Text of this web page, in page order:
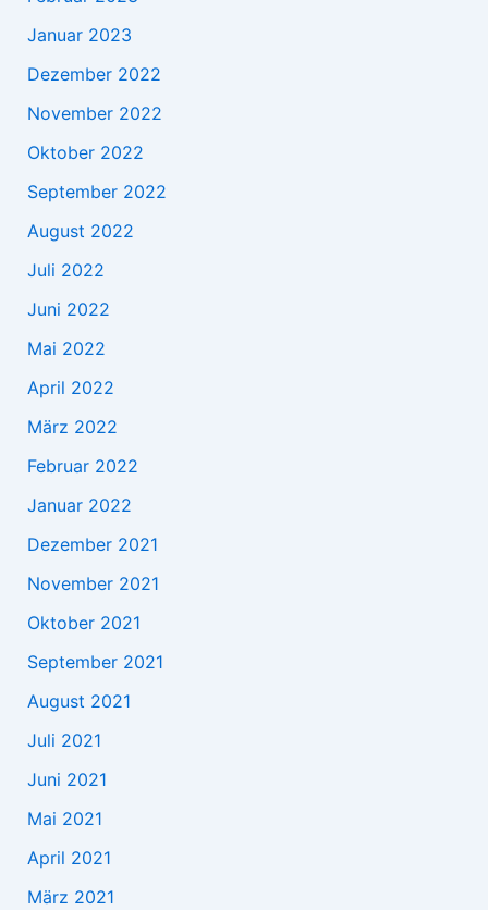
Januar 2023
Dezember 2022
November 2022
Oktober 2022
September 2022
August 2022
Juli 2022
Juni 2022
Mai 2022
April 2022
März 2022
Februar 2022
Januar 2022
Dezember 2021
November 2021
Oktober 2021
September 2021
August 2021
Juli 2021
Juni 2021
Mai 2021
April 2021
März 2021